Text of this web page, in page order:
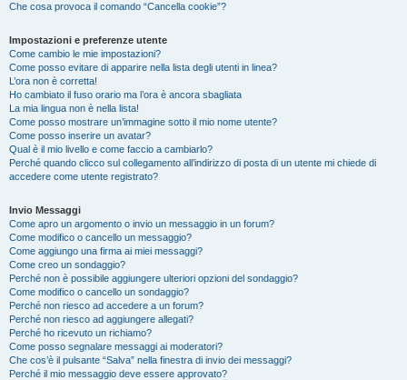
Che cosa provoca il comando “Cancella cookie”?
Impostazioni e preferenze utente
Come cambio le mie impostazioni?
Come posso evitare di apparire nella lista degli utenti in linea?
L’ora non è corretta!
Ho cambiato il fuso orario ma l’ora è ancora sbagliata
La mia lingua non è nella lista!
Come posso mostrare un’immagine sotto il mio nome utente?
Come posso inserire un avatar?
Qual è il mio livello e come faccio a cambiarlo?
Perché quando clicco sul collegamento all’indirizzo di posta di un utente mi chiede di
accedere come utente registrato?
Invio Messaggi
Come apro un argomento o invio un messaggio in un forum?
Come modifico o cancello un messaggio?
Come aggiungo una firma ai miei messaggi?
Come creo un sondaggio?
Perché non è possibile aggiungere ulteriori opzioni del sondaggio?
Come modifico o cancello un sondaggio?
Perché non riesco ad accedere a un forum?
Perché non riesco ad aggiungere allegati?
Perché ho ricevuto un richiamo?
Come posso segnalare messaggi ai moderatori?
Che cos’è il pulsante “Salva” nella finestra di invio dei messaggi?
Perché il mio messaggio deve essere approvato?